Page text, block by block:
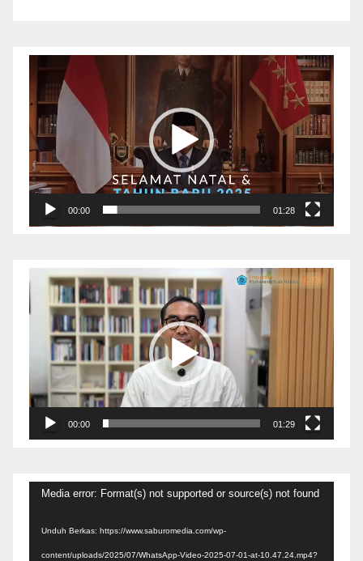
Pemutar
Video
00:00 01:28
Pemutar
Video
00:00 01:29
Pemutar
Media error: Format(s) not supported or source(s) not found
Unduh Berkas: https://www.saburomedia.com/wp-
content/uploads/2025/07/WhatsApp-Video-2025-07-01-at-10.47.24.mp4?